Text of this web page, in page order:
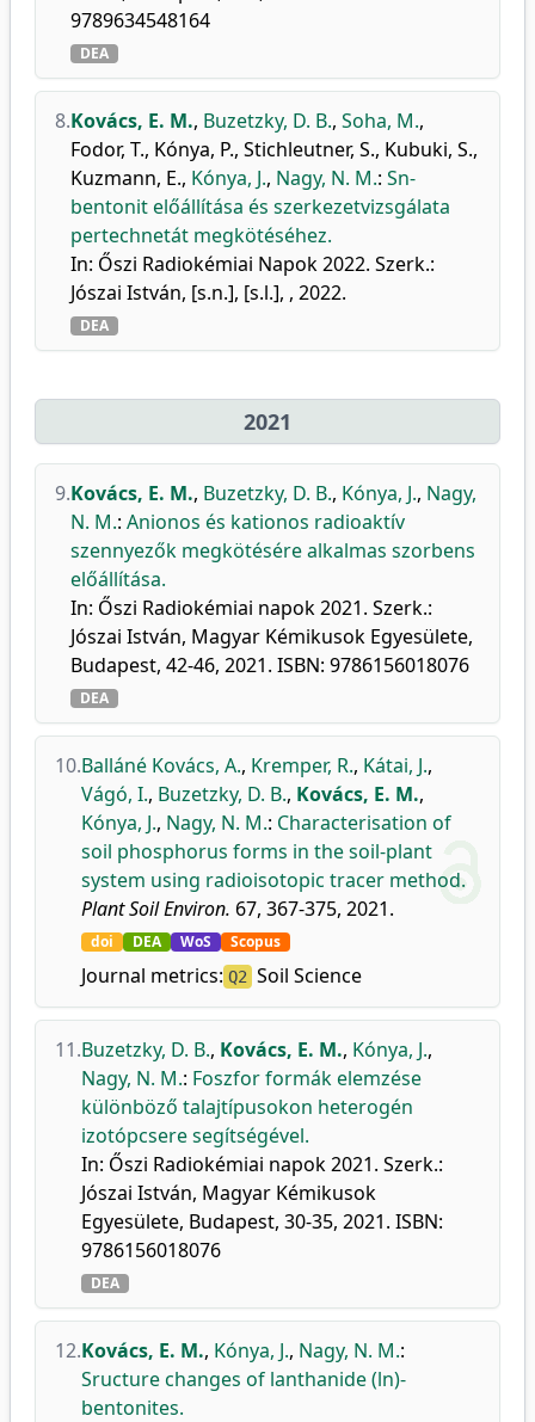
9789634548164
DEA
8.Kovács, E. M., Buzetzky, D. B., Soha, M.,
Fodor, T., Kónya, P., Stichleutner, S., Kubuki, S.,
Kuzmann, E., Kónya, J., Nagy, N. M.: Sn-
bentonit előállítása és szerkezetvizsgálata
pertechnetát megkötéséhez.
In: Őszi Radiokémiai Napok 2022. Szerk.:
Jószai István, [s.n.], [s.l.], , 2022.
DEA
2021
9.Kovács, E. M., Buzetzky, D. B., Kónya, J., Nagy,
N. M.: Anionos és kationos radioaktív
szennyezők megkötésére alkalmas szorbens
előállítása.
In: Őszi Radiokémiai napok 2021. Szerk.:
Jószai István, Magyar Kémikusok Egyesülete,
Budapest, 42-46, 2021. ISBN: 9786156018076
DEA
10.Balláné Kovács, A., Kremper, R., Kátai, J.,
Vágó, I., Buzetzky, D. B., Kovács, E. M.,
Kónya, J., Nagy, N. M.: Characterisation of
soil phosphorus forms in the soil-plant
system using radioisotopic tracer method.
Plant Soil Environ. 67, 367-375, 2021.
doi DEA WoS Scopus
Journal metrics: Q2 Soil Science
11.Buzetzky, D. B., Kovács, E. M., Kónya, J.,
Nagy, N. M.: Foszfor formák elemzése
különböző talajtípusokon heterogén
izotópcsere segítségével.
In: Őszi Radiokémiai napok 2021. Szerk.:
Jószai István, Magyar Kémikusok
Egyesülete, Budapest, 30-35, 2021. ISBN:
9786156018076
DEA
12.Kovács, E. M., Kónya, J., Nagy, N. M.:
Sructure changes of lanthanide (ln)-
bentonites.